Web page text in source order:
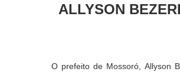
ALLYSON
O prefeito de Mossoró, Allyson